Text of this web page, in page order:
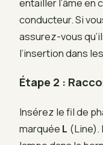
conducteur. Si
assurez-vous
l’insertion dans
Étape 2 :
Insérez le fil de
marquée L (Line).